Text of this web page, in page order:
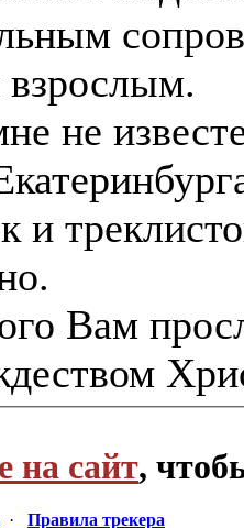
взрослым.
не
и
Вам
на сайт,
· Правила трекера